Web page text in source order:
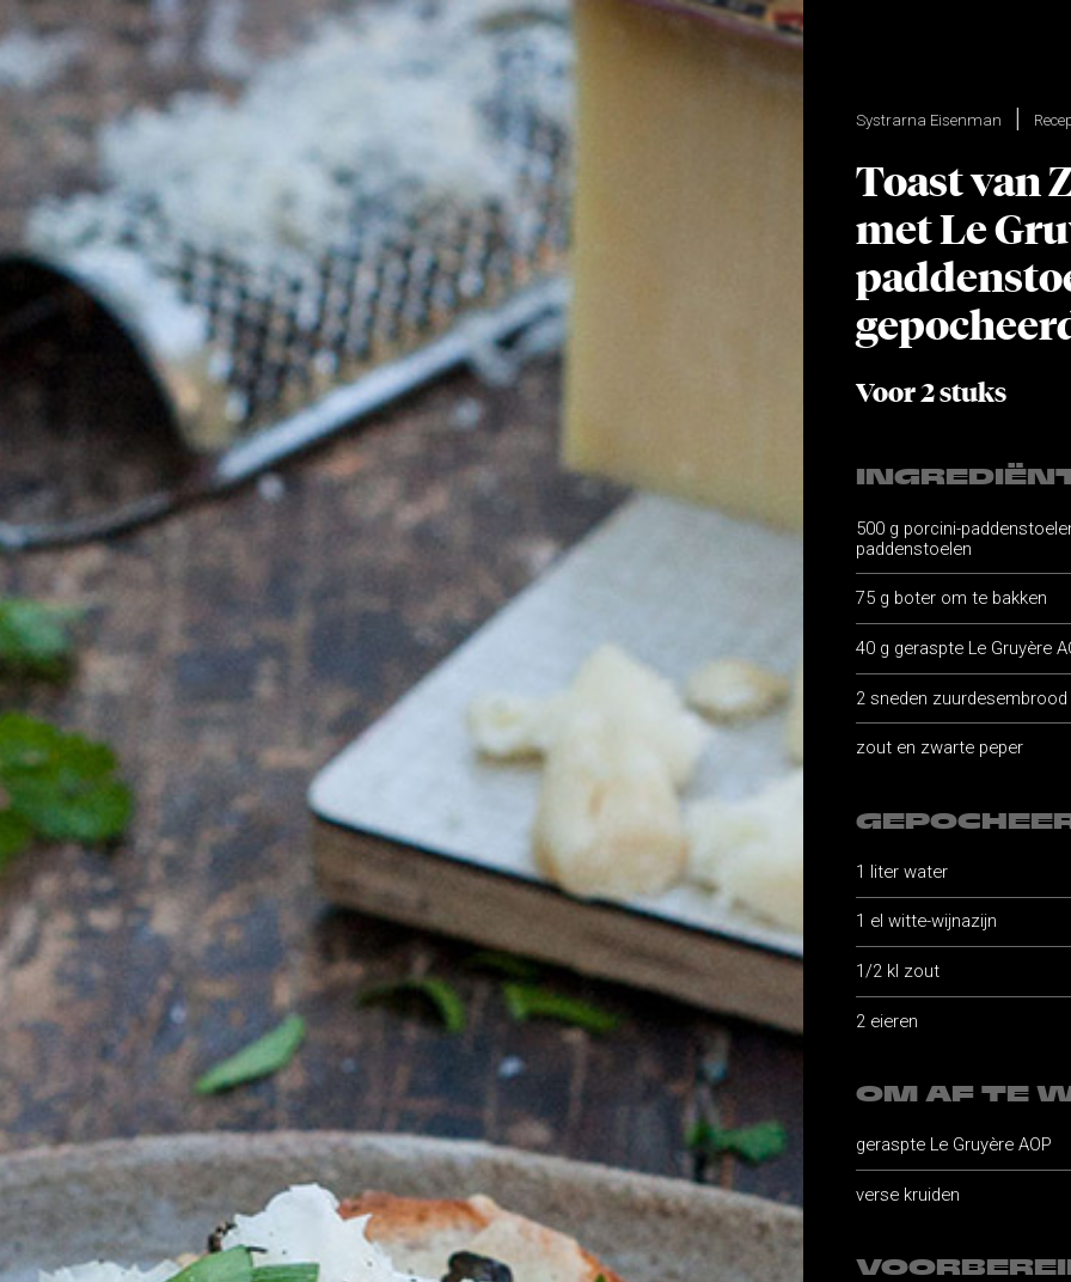
Systrarna Eisenman
Toast van
met Le
Voor 2 stuks
500 g porcini-
paddenstoelen
75 g boter om te bakken
40 g geraspte Le Gruyère
2 sneden zuurdesembrood
zout en zwarte peper
1 liter water
1 el witte-wijnazijn
1/2 kl zout
2 eieren
OM AF TE
geraspte Le Gruyère AOP
verse kruiden